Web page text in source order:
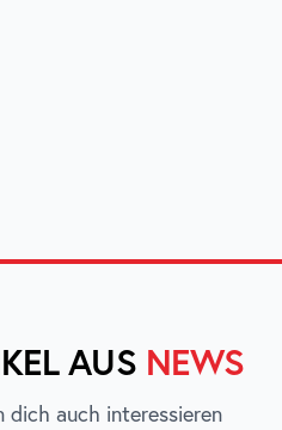
AUS NEWS
dich auch interessieren